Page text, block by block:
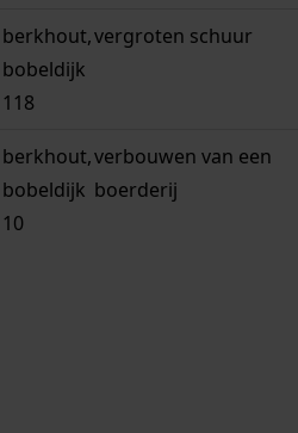
berkhout,
bobeldijk
118
vergroten schuur
berkhout,
bobeldijk
10
verbouwen van een
boerderij